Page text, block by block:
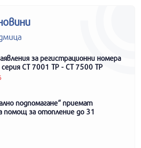
за регистрационни номера
СТ 7001 ТР - СТ 7500 ТР
подпомагане“ приемат
помощ за отопление до 31